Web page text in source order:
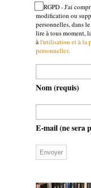
RGPD - J'ai
modification ou
personnelles, dans
lire à tous moment,
àl'utilisation et à la
personnelles.
Nom(requis)
E-mail (ne sera